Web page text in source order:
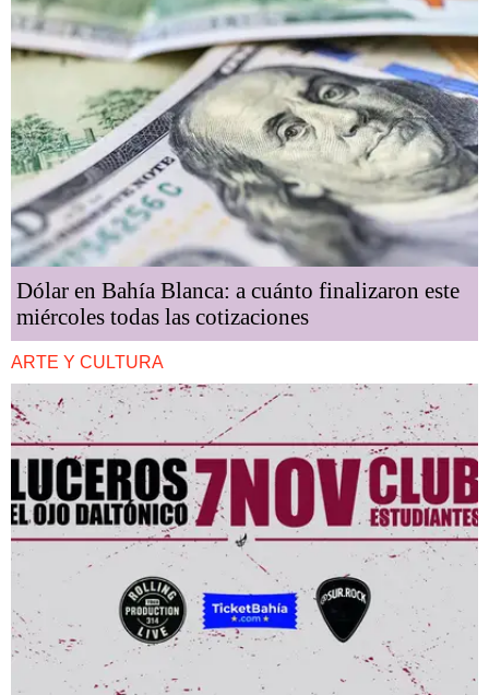
Dólar en Bahía Blanca: a cuánto finalizaron este
miércoles todas las cotizaciones
ARTE Y CULTURA